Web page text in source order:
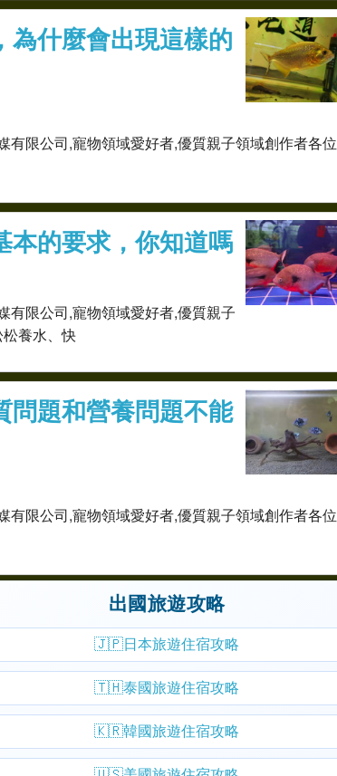
為什麼會出現這樣的
限公司,寵物領域愛好者,優質親子領域創作者各位
本的要求，你知道嗎
有限公司,寵物領域愛好者,優質親子
養水、快
問題和營養問題不能
限公司,寵物領域愛好者,優質親子領域創作者各位
出國旅遊攻略
🇯🇵日本旅遊住宿攻略
🇹🇭泰國旅遊住宿攻略
🇰🇷韓國旅遊住宿攻略